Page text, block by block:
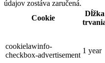
údajov zostáva zaručená.
Cookie
Dĺžka
cookielawinfo-
checkbox-advertisement
1 year